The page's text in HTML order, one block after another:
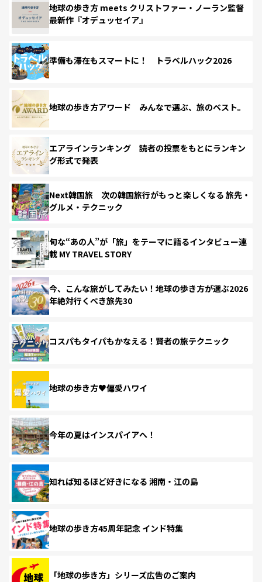
地球の歩き方 meets クリストファー・ノーラン監督
最新作『オデュッセイア』
準備も滞在もスマートに！ トラベルハック2026
地球の歩き方アワード みんなで選ぶ、旅のベスト。
エアラインランキング 読者の投票をもとにランキン
グ形式で発表
Next韓国旅 次の韓国旅行がもっと楽しくなる 旅先・
グルメ・テクニック
旬な“あの人”が「旅」をテーマに語るインタビュー連
載 MY TRAVEL STORY
今、こんな旅がしてみたい！地球の歩き方が選ぶ2026
年絶対行くべき旅先30
コスパもタイパもかなえる！賢者の旅テクニック
地球の歩き方♥偏愛ハワイ
今年の夏はインスパイアへ！
知れば知るほど好きになる 湘南・江の島
地球の歩き方45周年記念 インド特集
「地球の歩き方」シリーズ広告のご案内